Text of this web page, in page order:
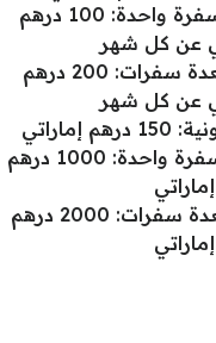
رسوم الإصدار لسفرة واحدة: 100 درهم
عن كل شهر
رسوم الإصدار لعدة سفرات: 200 درهم
عن كل شهر
الضمان المالي لسفرة واحدة: 1000 درهم
إماراتي
الضمان المالي لعدة سفرات: 2000 درهم
إماراتي